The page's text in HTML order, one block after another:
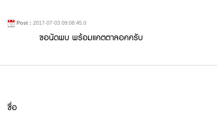
Post : 2017-07-03 09:08:45.0
ขอนัดพบ พร้อมแคตตาลอคครับ
ชื่อ